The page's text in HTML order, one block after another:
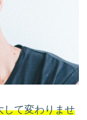
して変わりませ